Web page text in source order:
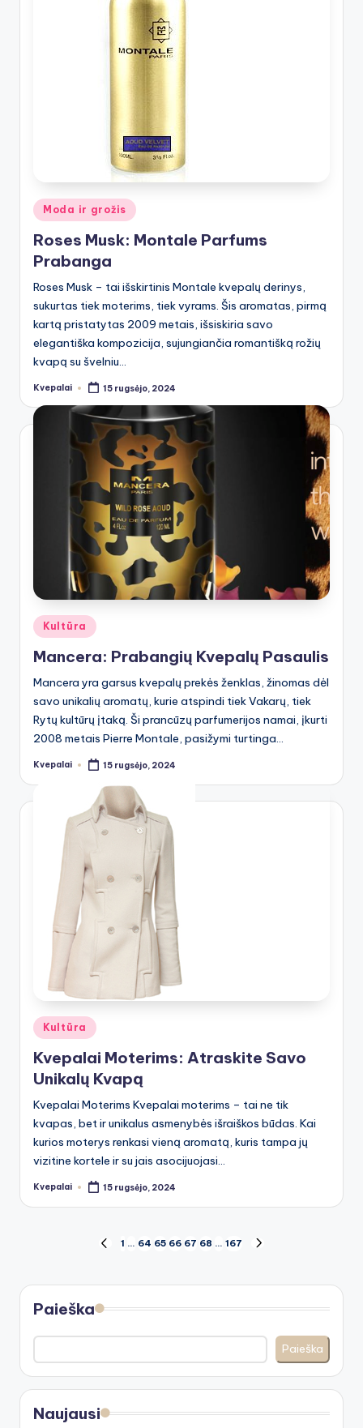
Posted
in
Moda ir grožis
Roses Musk: Montale Parfums
Prabanga
Roses Musk – tai išskirtinis Montale kvepalų derinys,
sukurtas tiek moterims, tiek vyrams. Šis aromatas, pirmą
kartą pristatytas 2009 metais, išsiskiria savo
elegantiška kompozicija, sujungiančia romantišką rožių
kvapą su švelniu…
Posted
Kvepalai 15 rugsėjo, 2024
Posted
in
Kultūra
Mancera: Prabangių Kvepalų Pasaulis
Mancera yra garsus kvepalų prekės ženklas, žinomas dėl
savo unikalių aromatų, kurie atspindi tiek Vakarų, tiek
Rytų kultūrų įtaką. Ši prancūzų parfumerijos namai, įkurti
2008 metais Pierre Montale, pasižymi turtinga…
Posted
Kvepalai 15 rugsėjo, 2024
Posted
in
Kultūra
Kvepalai Moterims: Atraskite Savo
Unikalų Kvapą
Kvepalai Moterims Kvepalai moterims – tai ne tik
kvapas, bet ir unikalus asmenybės išraiškos būdas. Kai
kurios moterys renkasi vieną aromatą, kuris tampa jų
vizitine kortele ir su jais asocijuojasi…
Posted
Kvepalai 15 rugsėjo, 2024
puslapiavimas
PREVIOUS
1 … 64 65 66 67 68 … 167
Paieška
Paieška
Naujausi